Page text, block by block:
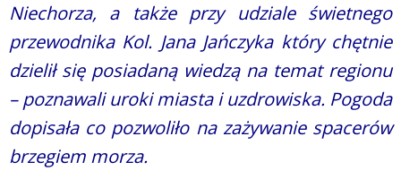
Niechorza, a także przy udziale świetnego
przewodnika Kol. Jana Jańczyka który chętnie
dzielił się posiadaną wiedzą na temat regionu
– poznawali uroki miasta i uzdrowiska. Pogoda
dopisała co pozwoliło na zażywanie spacerów
brzegiem morza.